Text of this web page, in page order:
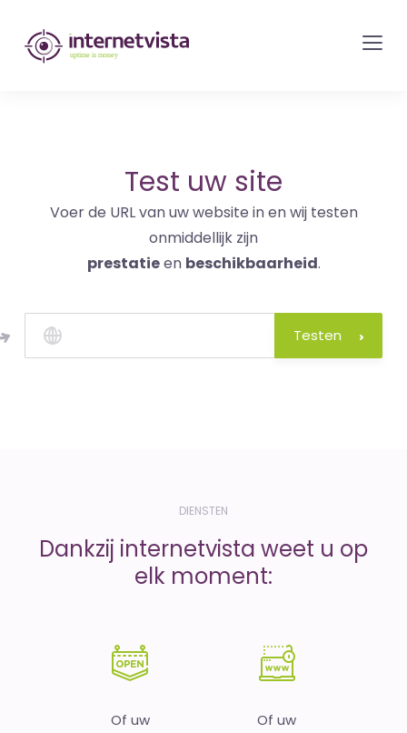
internetvista
monitoring
en
internetdiensten
Uptime
is
money
Test uw site
Voer de URL van uw website in en wij testen
onmiddellijk zijn
prestatieen beschikbaarheid.
Testen
DIENSTEN
Dankzij internetvista weet u op
elk moment:
Of uw
Of uw